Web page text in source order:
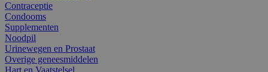
Contraceptie
Condooms
Supplementen
Noodpil
Urinewegen en Prostaat
Overige geneesmiddelen
Hart en Vaatstelsel